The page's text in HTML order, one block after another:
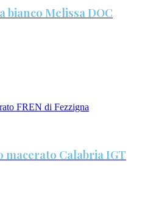
bianco Melissa DOC
macerato Calabria IGT